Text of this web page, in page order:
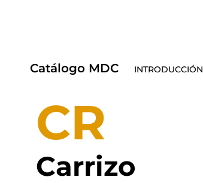
Catálogo MDC INTRODUCCIÓN
CR
Carrizo